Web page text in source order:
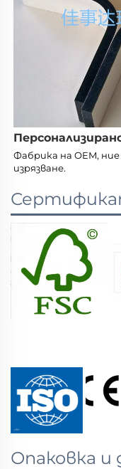
Фабрика на OEM,
изрязване.
Опаковка и